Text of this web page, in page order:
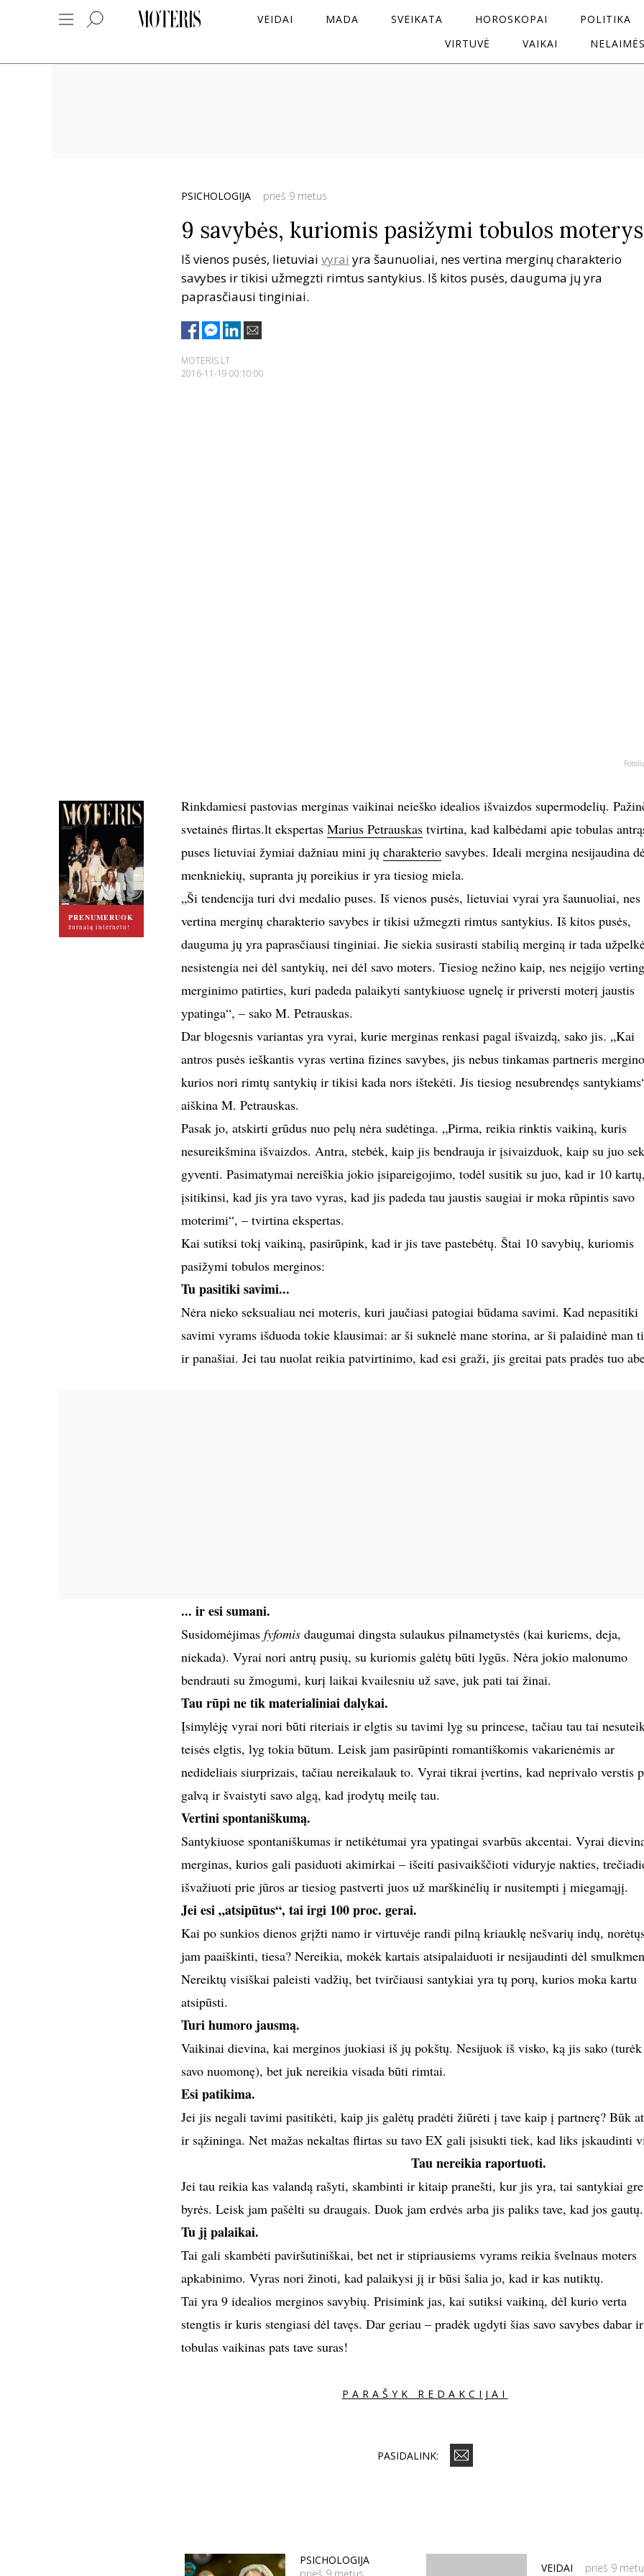
VEIDAI MADA SVEIKATA HOROSKOPAI POLITIKA
VIRTUVĖ
VAIKAI NELAIMĖS
PSICHOLOGIJA prieš 9 metus
9 savybės, kuriomis pasižymi tobulos moterys
Iš vienos pusės, lietuviai vyrai yra šaunuoliai, nes vertina merginų charakterio
savybes ir tikisi užmegzti rimtus santykius. Iš kitos pusės, dauguma jų yra
paprasčiausi tinginiai.
MOTERIS.LT
2016-11-19 00:10:00
PRENUMERUOK
žurnalą internetu!
Rinkdamiesi pastovias merginas vaikinai neieško idealios išvaizdos supermodelių.
svetainės flirtas.lt ekspertas Marius Petrauskastvirtina, kad kalbėdami apie tobulas
puses lietuviai žymiai dažniau mini jų charakteriosavybes. Ideali mergina nesijaudina
menkniekių, supranta jų poreikius ir yra tiesiog miela.
„Ši tendencija turi dvi medalio puses. Iš vienos pusės, lietuviai vyrai yra šaunuoliai, nes
vertina merginų charakterio savybes ir tikisi užmegzti rimtus santykius. Iš kitos pusės,
dauguma jų yra paprasčiausi tinginiai. Jie siekia susirasti stabilią merginą ir tada
nesistengia nei dėl santykių, nei dėl savo moters. Tiesiog nežino kaip, nes neįgijo
merginimo patirties, kuri padeda palaikyti santykiuose ugnelę ir priversti moterį jaustis
ypatinga“, – sako M. Petrauskas.
Dar blogesnis variantas yra vyrai, kurie merginas renkasi pagal išvaizdą, sako jis. „Kai
antros pusės ieškantis vyras vertina fizines savybes, jis nebus tinkamas partneris
kurios nori rimtų santykių ir tikisi kada nors ištekėti. Jis tiesiog nesubrendęs
aiškina M. Petrauskas.
Pasak jo, atskirti grūdus nuo pelų nėra sudėtinga. „Pirma, reikia rinktis vaikiną, kuris
nesureikšmina išvaizdos. Antra, stebėk, kaip jis bendrauja ir įsivaizduok, kaip su juo
gyventi. Pasimatymai nereiškia jokio įsipareigojimo, todėl susitik su juo, kad ir 10
įsitikinsi, kad jis yra tavo vyras, kad jis padeda tau jaustis saugiai ir moka rūpintis savo
moterimi“, – tvirtina ekspertas.
Kai sutiksi tokį vaikiną, pasirūpink, kad ir jis tave pastebėtų. Štai 10 savybių, kuriomis
pasižymi tobulos merginos:
Tu pasitiki savimi...
Nėra nieko seksualiau nei moteris, kuri jaučiasi patogiai būdama savimi. Kad nepasitiki
savimi vyrams išduoda tokie klausimai: ar ši suknelė mane storina, ar ši palaidinė man
ir panašiai. Jei tau nuolat reikia patvirtinimo, kad esi graži, jis greitai pats pradės tuo
... ir esi sumani.
Susidomėjimas fyfomisdaugumai dingsta sulaukus pilnametystės (kai kuriems, deja,
niekada). Vyrai nori antrų pusių, su kuriomis galėtų būti lygūs. Nėra jokio malonumo
bendrauti su žmogumi, kurį laikai kvailesniu už save, juk pati tai žinai.
Tau rūpi ne tik materialiniai dalykai.
Įsimylėję vyrai nori būti riteriais ir elgtis su tavimi lyg su princese, tačiau tau tai
teisės elgtis, lyg tokia būtum. Leisk jam pasirūpinti romantiškomis vakarienėmis ar
nedideliais siurprizais, tačiau nereikalauk to. Vyrai tikrai įvertins, kad neprivalo verstis
galvą ir švaistyti savo algą, kad įrodytų meilę tau.
Vertini spontaniškumą.
Santykiuose spontaniškumas ir netikėtumai yra ypatingai svarbūs akcentai. Vyrai
merginas, kurios gali pasiduoti akimirkai – išeiti pasivaikščioti viduryje nakties,
išvažiuoti prie jūros ar tiesiog pastverti juos už marškinėlių ir nusitempti į miegamąjį.
Jei esi „atsipūtus“, tai irgi 100 proc. gerai.
Kai po sunkios dienos grįžti namo ir virtuvėje randi pilną kriauklę nešvarių indų,
jam paaiškinti, tiesa? Nereikia, mokėk kartais atsipalaiduoti ir nesijaudinti dėl
Nereiktų visiškai paleisti vadžių, bet tvirčiausi santykiai yra tų porų, kurios moka kartu
atsipūsti.
Turi humoro jausmą.
Vaikinai dievina, kai merginos juokiasi iš jų pokštų. Nesijuok iš visko, ką jis sako
savo nuomonę), bet juk nereikia visada būti rimtai.
Esi patikima.
Jei jis negali tavimi pasitikėti, kaip jis galėtų pradėti žiūrėti į tave kaip į partnerę? Būk
ir sąžininga. Net mažas nekaltas flirtas su tavo EX gali įsisukti tiek, kad liks įskaudinti
Tau nereikia raportuoti.
Jei tau reikia kas valandą rašyti, skambinti ir kitaip pranešti, kur jis yra, tai santykiai
byrės. Leisk jam pašėlti su draugais. Duok jam erdvės arba jis paliks tave, kad jos gautų.
Tu jį palaikai.
Tai gali skambėti paviršutiniškai, bet net ir stipriausiems vyrams reikia švelnaus moters
apkabinimo. Vyras nori žinoti, kad palaikysi jį ir būsi šalia jo, kad ir kas nutiktų.
Tai yra 9 idealios merginos savybių. Prisimink jas, kai sutiksi vaikiną, dėl kurio verta
stengtis ir kuris stengiasi dėl tavęs. Dar geriau – pradėk ugdyti šias savo savybes dabar ir
tobulas vaikinas pats tave suras!
PARAŠYK REDAKCIJAI
PASIDALINK:
PSICHOLOGIJA
VEIDAI prieš 9